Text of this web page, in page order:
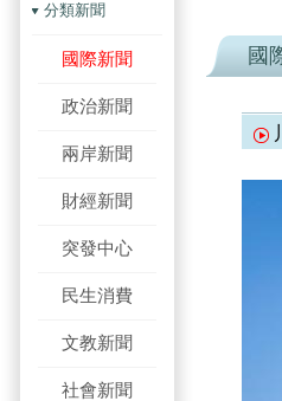
分類新聞
國際新聞
政治新聞
兩岸新聞
財經新聞
突發中心
民生消費
文教新聞
社會新聞
國